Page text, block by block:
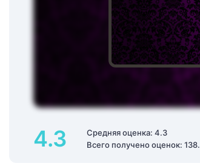
4.3
Средняя оценка: 4.3
Всего получено оценок: 138.